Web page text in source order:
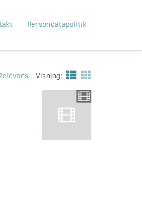
Persondatapolitik
Visning: